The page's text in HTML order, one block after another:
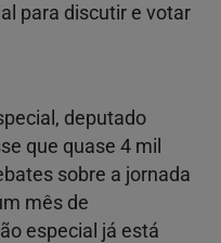
para discutir e votar
deputado
que quase 4 mil
sobre a jornada
mês de
especial já está